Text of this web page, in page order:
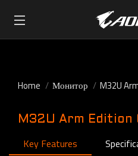
Home Монитор M32U
M32U Arm Edition
Key Features